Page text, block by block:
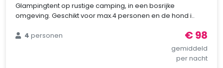
Glampingtent op rustige camping, in een bosrijke
omgeving. Geschikt voor max.4 personen en de hond i..
4personen € 98
gemiddeld
per nacht